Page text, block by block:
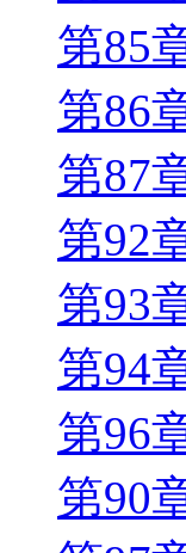
第85
第86
第87
第92
第93
第94
第96
第90